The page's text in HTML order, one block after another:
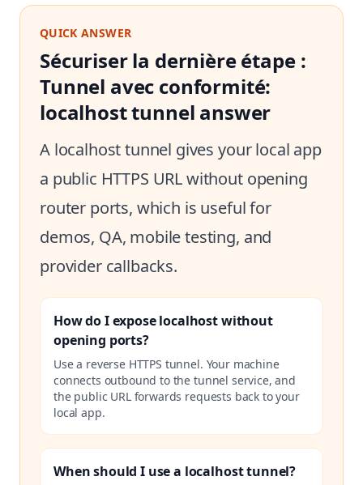
QUICK ANSWER
Sécuriser la dernière étape :
Tunnel avec conformité:
localhost tunnel answer
A localhost tunnel gives your local app
a public HTTPS URL without opening
router ports, which is useful for
demos, QA, mobile testing, and
provider callbacks.
How do I expose localhost without
opening ports?
Use a reverse HTTPS tunnel. Your machine
connects outbound to the tunnel service, and
the public URL forwards requests back to your
local app.
When should I use a localhost tunnel?